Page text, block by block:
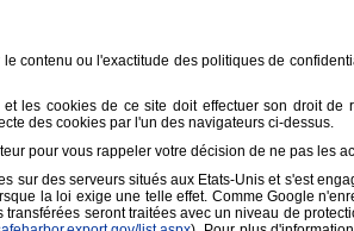
contenu ou l'exactitude des politiques de
les cookies de ce site doit effectuer son droit
des cookies par l'un des navigateurs ci-dessus.
pour vous rappeler votre décision de ne pas les
sur des serveurs situés aux Etats-Unis et s'est
la loi exige une telle effet. Comme Google
seront traitées avec un niveau de